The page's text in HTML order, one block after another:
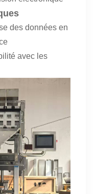
des données en
avec les